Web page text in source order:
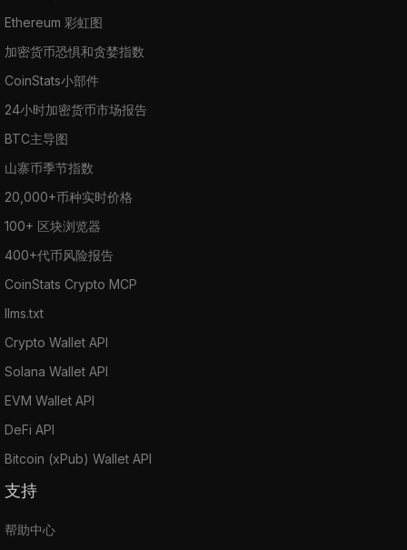
Ethereum 彩虹图
加密货币恐惧和贪婪指数
CoinStats小部件
24小时加密货币市场报告
BTC主导图
山寨币季节指数
20,000+币种实时价格
100+ 区块浏览器
400+代币风险报告
CoinStats Crypto MCP
llms.txt
Crypto Wallet API
Solana Wallet API
EVM Wallet API
DeFi API
Bitcoin (xPub) Wallet API
支持
帮助中心